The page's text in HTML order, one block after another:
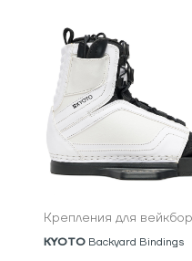
Крепления для
KYOTO Backyard Bindings